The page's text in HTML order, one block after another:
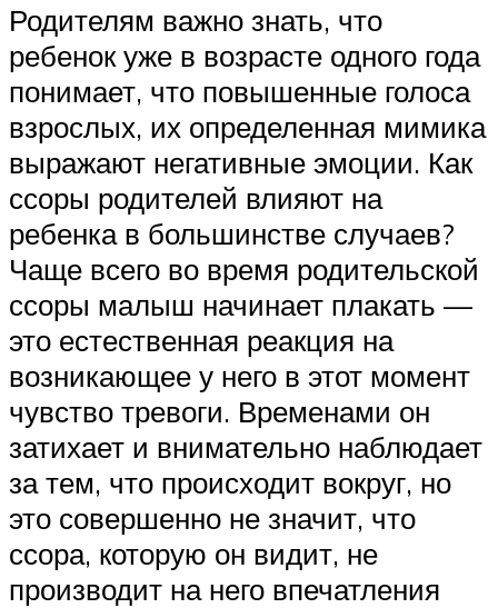
Родителям важно знать, что
ребенок уже в возрасте одного года
понимает, что повышенные голоса
взрослых, их определенная мимика
выражают негативные эмоции. Как
ссоры родителей влияют на
ребенка в большинстве случаев?
Чаще всего во время родительской
ссоры малыш начинает плакать —
это естественная реакция на
возникающее у него в этот момент
чувство тревоги. Временами он
затихает и внимательно наблюдает
за тем, что происходит вокруг, но
это совершенно не значит, что
ссора, которую он видит, не
производит на него впечатления